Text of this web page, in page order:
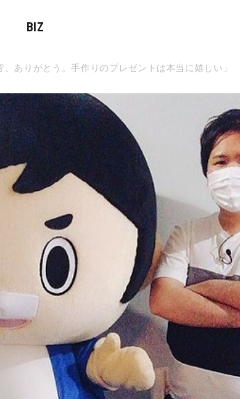
BIZ
ありがとう。手作りのプレゼントは本当に嬉しい」